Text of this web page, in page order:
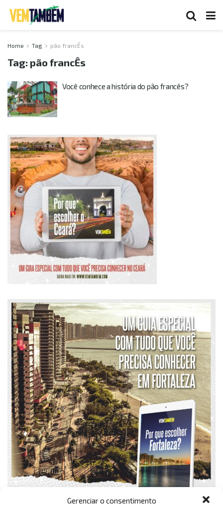
Gerenciar o consentimento
Home Tag pão francÊs
Tag: pão francÊs
Você conhece a história do pão francês?